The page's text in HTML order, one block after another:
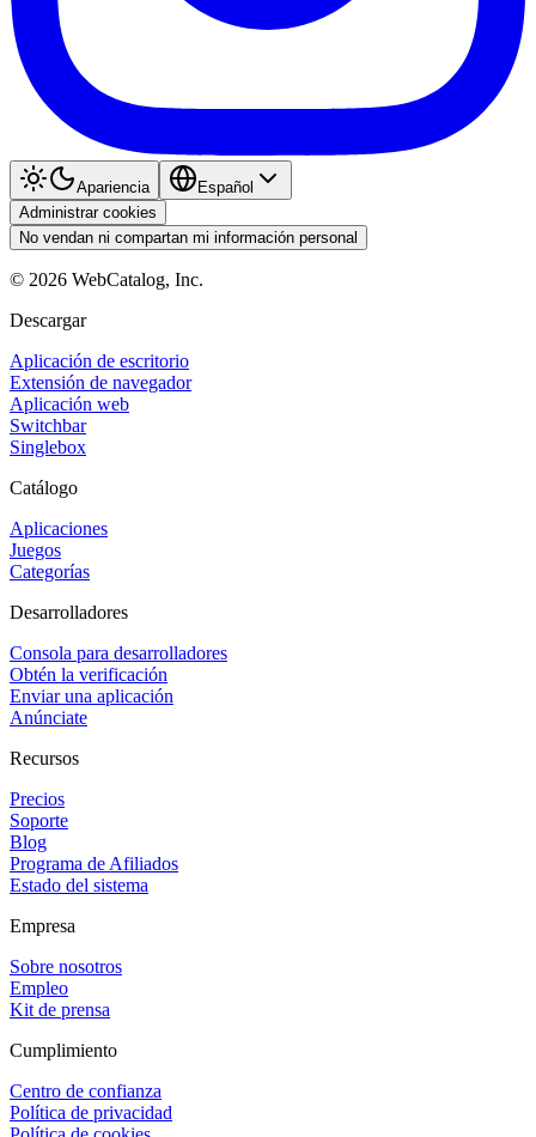
Apariencia
Español
Administrar cookies
No vendan ni compartan mi información personal
© 2026 WebCatalog, Inc.
Descargar
Aplicación de escritorio
Extensión de navegador
Aplicación web
Switchbar
Singlebox
Catálogo
Aplicaciones
Juegos
Categorías
Desarrolladores
Consola para desarrolladores
Obtén la verificación
Enviar una aplicación
Anúnciate
Recursos
Precios
Soporte
Blog
Programa de Afiliados
Estado del sistema
Empresa
Sobre nosotros
Empleo
Kit de prensa
Cumplimiento
Centro de confianza
Política de privacidad